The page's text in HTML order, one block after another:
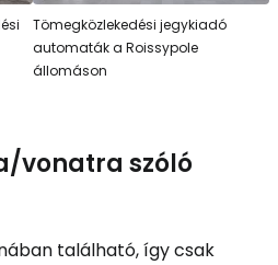
Tömegközlekedési jegykiadó
automaták a Roissypole
állomáson
vonatra szóló
található, így csak